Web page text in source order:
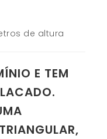
de altura
E TEM